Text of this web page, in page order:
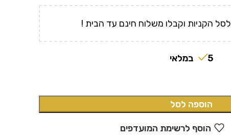
לסל הקניות וקבלו משלוח חינם עד הבית !
5 במלאי
הוספה לסל
הוסף לרשימת המועדפים